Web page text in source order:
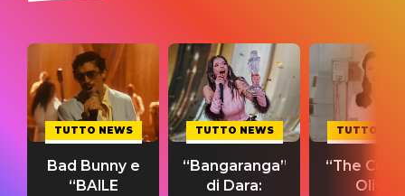
TUTTO NEWS
Bad Bunny e
“BAILE
TUTTO NEWS
“Bangaranga”
di Dara:
TUTTO
“The
Olivia